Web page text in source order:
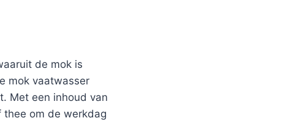
de mok is
mok vaatwasser
Met een inhoud van
om de werkdag